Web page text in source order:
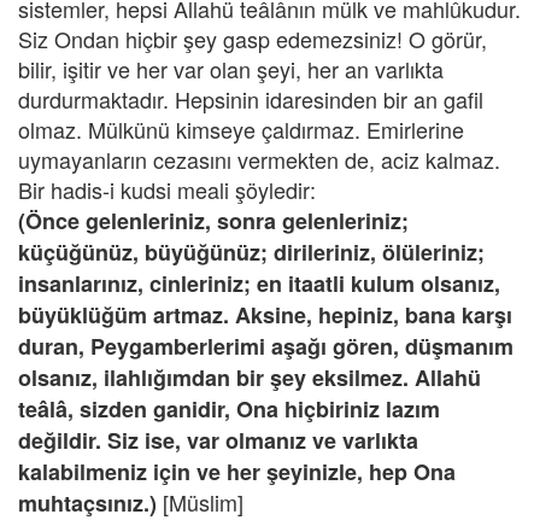
sistemler, hepsi Allahü teâlânın mülk ve mahlûkudur.
Siz Ondan hiçbir şey gasp edemezsiniz! O görür,
bilir, işitir ve her var olan şeyi, her an varlıkta
durdurmaktadır. Hepsinin idaresinden bir an gafil
olmaz. Mülkünü kimseye çaldırmaz. Emirlerine
uymayanların cezasını vermekten de, aciz kalmaz.
Bir hadis-i kudsi meali şöyledir:
(Önce gelenleriniz, sonra gelenleriniz;
küçüğünüz, büyüğünüz; dirileriniz, ölüleriniz;
insanlarınız, cinleriniz; en itaatli kulum olsanız,
büyüklüğüm artmaz. Aksine, hepiniz, bana karşı
duran, Peygamberlerimi aşağı gören, düşmanım
olsanız, ilahlığımdan bir şey eksilmez. Allahü
teâlâ, sizden ganidir, Ona hiçbiriniz lazım
değildir. Siz ise, var olmanız ve varlıkta
kalabilmeniz için ve her şeyinizle, hep Ona
muhtaçsınız.) [Müslim]